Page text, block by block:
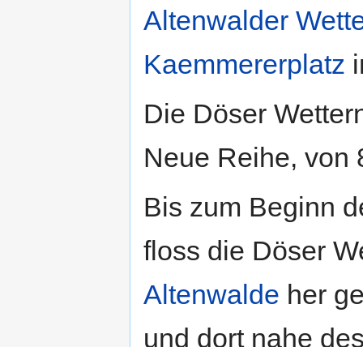
Altenwalder
Kaemmererplatz
Die Döser
Neue Reihe, von
Bis zum Beginn
floss die Döser
Altenwalde her
und dort nahe